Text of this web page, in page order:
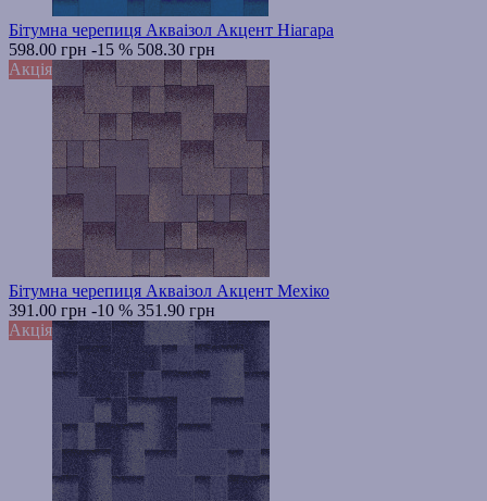
Бітумна черепиця Акваізол Акцент Нiагара
598.00 грн -15 % 508.30 грн
Акція
Бітумна черепиця Акваізол Акцент Мехіко
391.00 грн -10 % 351.90 грн
Акція